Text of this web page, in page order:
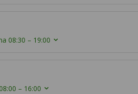
08:30 – 19:00
08:00 – 16:00